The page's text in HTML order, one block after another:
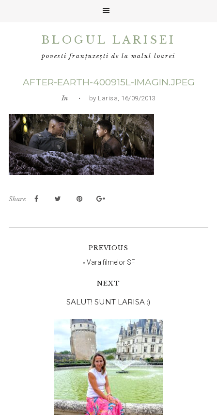
BLOGUL LARISEI
povesti franțuzești de la malul loarei
AFTER-EARTH-400915L-IMAGIN.JPEG
In • by Larisa, 16/09/2013
Share
PREVIOUS
«Vara filmelor SF
NEXT
principală
SALUT! SUNT LARISA :)